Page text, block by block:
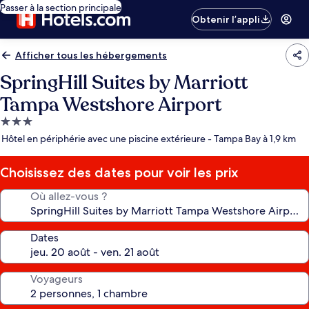
Passer à la section principale
Obtenir l’appli
Afficher tous les hébergements
SpringHill Suites by Marriott
Tampa Westshore Airport
Hébergement
3.0 étoiles
Hôtel en périphérie avec une piscine extérieure - Tampa Bay à 1,9 km
Choisissez des dates pour voir les prix
Où allez-vous ?
Dates
Voyageurs